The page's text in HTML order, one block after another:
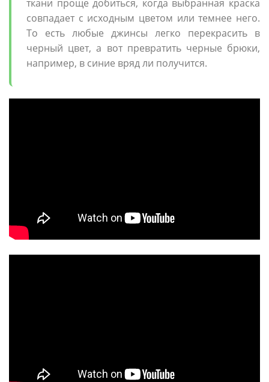
ткани проще добиться, когда выбранная краска
совпадает с исходным цветом или темнее него.
То есть любые джинсы легко перекрасить в
черный цвет, а вот превратить черные брюки,
например, в синие вряд ли получится.